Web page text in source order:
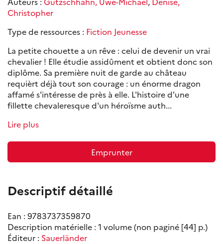
Christopher
Type de ressources : Fiction Jeunesse
La petite chouette a un rêve : celui de devenir un vrai
chevalier ! Elle étudie assidûment et obtient donc son
diplôme. Sa première nuit de garde au château
requièrt déjà tout son courage : un énorme dragon
affamé s'intéresse de près à elle. L'histoire d'une
fillette chevaleresque d'un héroïsme auth...
Lire plus
Emprunter
Descriptif détaillé
Ean : 9783737359870
Description matérielle : 1 volume (non paginé [44] p.)
Éditeur : Sauerländer